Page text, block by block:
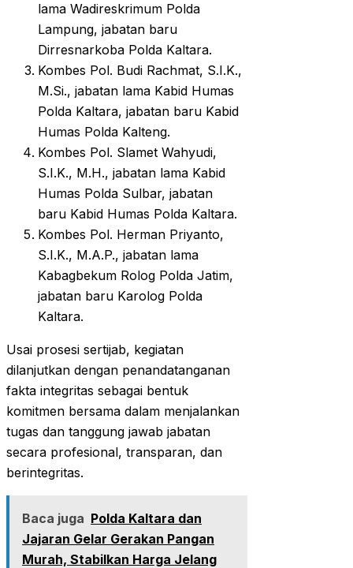
lama Wadireskrimum Polda
Lampung, jabatan baru
Dirresnarkoba Polda Kaltara.
Kombes Pol. Budi Rachmat, S.I.K.,
M.Si., jabatan lama Kabid Humas
Polda Kaltara, jabatan baru Kabid
Humas Polda Kalteng.
Kombes Pol. Slamet Wahyudi,
S.I.K., M.H., jabatan lama Kabid
Humas Polda Sulbar, jabatan
baru Kabid Humas Polda Kaltara.
Kombes Pol. Herman Priyanto,
S.I.K., M.A.P., jabatan lama
Kabagbekum Rolog Polda Jatim,
jabatan baru Karolog Polda
Kaltara.
Usai prosesi sertijab, kegiatan
dilanjutkan dengan penandatanganan
fakta integritas sebagai bentuk
komitmen bersama dalam menjalankan
tugas dan tanggung jawab jabatan
secara profesional, transparan, dan
berintegritas.
Baca juga Polda Kaltara dan
Jajaran Gelar Gerakan Pangan
Murah, Stabilkan Harga Jelang